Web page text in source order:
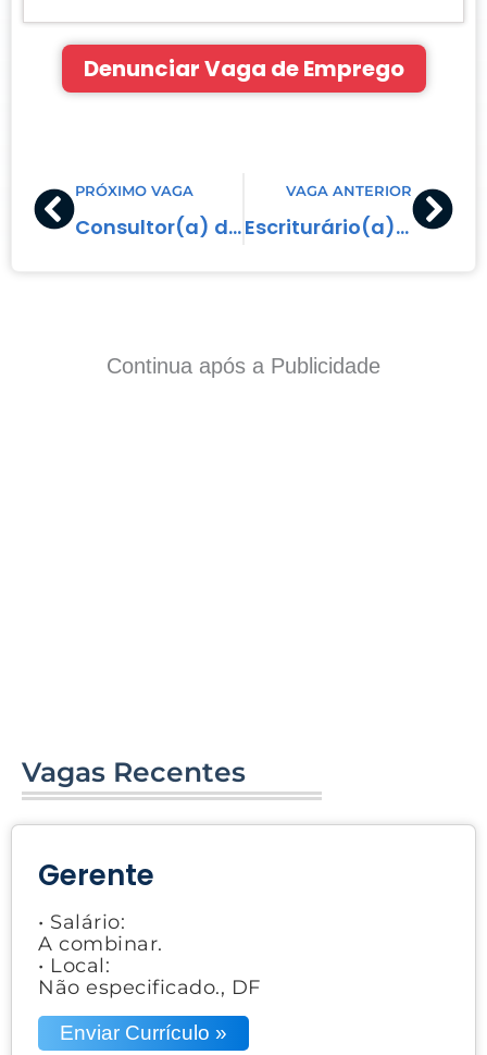
Denunciar Vaga de Emprego
Prev
PRÓXIMO VAGA
Consultor(a) de Vendas
VAGA ANTERIOR
Escriturário(a)/Contador(a)
Continua após a Publicidade
Vagas Recentes
Gerente
• Salário:
A combinar.
• Local:
Não especificado., DF
Enviar Currículo »